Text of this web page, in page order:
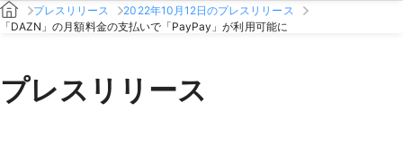
プレスリリース
2022年10月12日のプレスリリース
「DAZN」の月額料金の支払いで「PayPay」が利用可能に
プレスリリース